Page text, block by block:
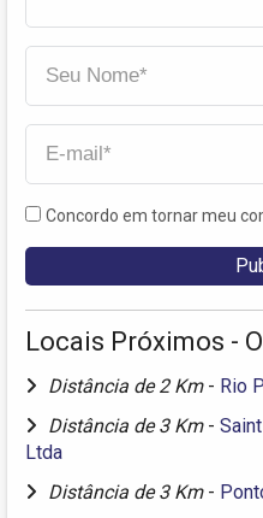
Concordo em tornar meu
Locais Próximos -
Distância de 2 Km - Rio
Distância de 3 Km -
Ltda
Distância de 3 Km -